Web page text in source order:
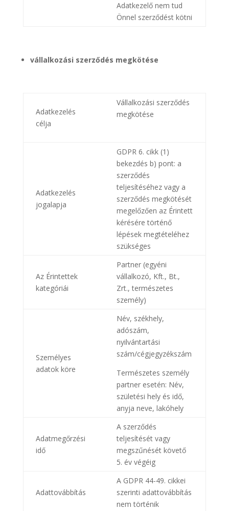
Adatkezelő nem tud
Önnel szerződést kötni
vállalkozási szerződés megkötése
Adatkezelés
célja
Vállalkozási szerződés
megkötése
Adatkezelés
jogalapja
GDPR 6. cikk (1)
bekezdés b) pont: a
szerződés
teljesítéséhez vagy a
szerződés megkötését
megelőzően az Érintett
kérésére történő
lépések megtételéhez
szükséges
Az Érintettek
kategóriái
Partner (egyéni
vállalkozó, Kft., Bt.,
Zrt., természetes
személy)
Személyes
adatok köre
Név, székhely,
adószám,
nyilvántartási
szám/cégjegyzékszám
Természetes személy
partner esetén: Név,
születési hely és idő,
anyja neve, lakóhely
Adatmegőrzési
idő
A szerződés
teljesítését vagy
megszűnését követő
5. év végéig
Adattovábbítás
A GDPR 44-49. cikkei
szerinti adattovábbítás
nem történik